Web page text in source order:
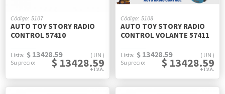
5107
AUTO TOY STORY RADIO
CONTROL 57410
UN
$ 13428.59
$ 13428.59
5108
AUTO TOY STORY RADIO
CONTROL VOLANTE 57411
UN
$ 13428.59
$ 13428.59